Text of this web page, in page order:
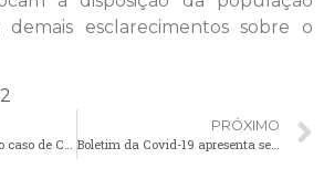
demais esclarecimentos sobre o
Palmeira registra novo caso de Covid-19 nesta quinta-feira (5)
PRÓXIMO
Boletim da Covid-19 apresenta sete casos nesta sexta-feira (6)